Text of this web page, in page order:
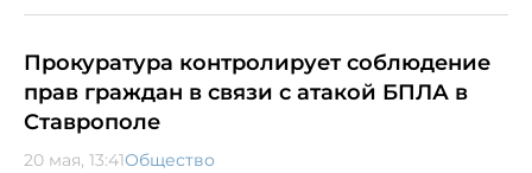
Прокуратура контролирует соблюдение
прав граждан в связи с атакой БПЛА в
Ставрополе
20 мая, 13:41Общество